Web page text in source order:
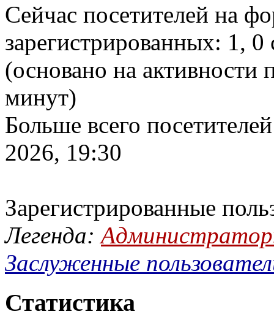
Сейчас посетителей на
зарегистрированных: 1,
(основано на активности
минут)
Больше всего
2026, 19:30
Зарегистрированные
Легенда:
Заслуженные
Статистика